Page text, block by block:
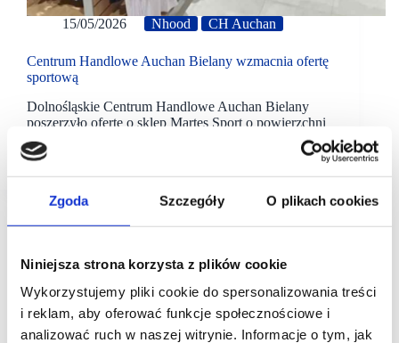
Zgoda Szczegóły O plikach cookies
Niniejsza strona korzysta z plików cookie
Wykorzystujemy pliki cookie do spersonalizowania treści
i reklam, aby oferować funkcje społecznościowe i
analizować ruch w naszej witrynie. Informacje o tym, jak
15/05/2026 Nhood CH Auchan
Centrum Handlowe Auchan Bielany wzmacnia ofertę
sportową
Dolnośląskie Centrum Handlowe Auchan Bielany
poszerzyło ofertę o sklep Martes Sport o powierzchni
1600 mkw. Klienci znajdą tam odzież i sprzęt do
różnych dyscyplin sportu i rekreacji.